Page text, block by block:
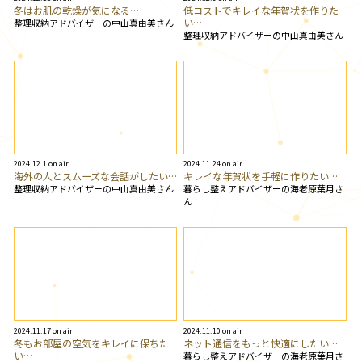
冬はお肌の乾燥が気になる…
整理収納アドバイザーの中山真由美さん
低コストでキレイな年賀状を作りた
い…
整理収納アドバイザーの中山真由美さん
2024.12.1 on air
海外の人とスムーズな会話がしたい…
整理収納アドバイザーの中山真由美さん
2024.11.24 on air
キレイな年賀状を手軽に作りたい…
暮らし整えアドバイザーの海老原葉月さ
ん
2024.11.17 on air
冬もお部屋の空気をキレイに保ちた
い…
2024.11.10 on air
ネット通信をもっと快適にしたい…
暮らし整えアドバイザーの海老原葉月さ